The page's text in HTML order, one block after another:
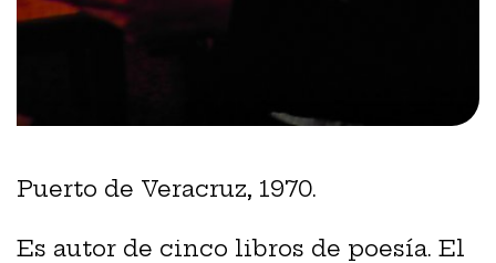
Puerto de Veracruz, 1970.
Es autor de cinco libros de poesía. El